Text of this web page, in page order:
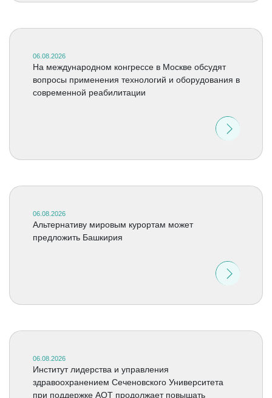
06.08.2026
На международном конгрессе в Москве обсудят
вопросы применения технологий и оборудования в
современной реабилитации
06.08.2026
Альтернативу мировым курортам может
предложить Башкирия
06.08.2026
Институт лидерства и управления
здравоохранением Сеченовского Университета
при поддержке АОТ продолжает повышать